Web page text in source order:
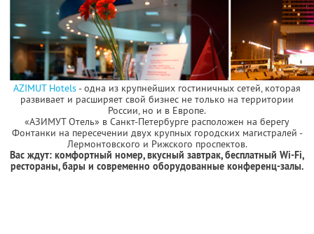
AZIMUT Hotels- одна из крупнейших гостиничных сетей, которая
развивает и расширяет свой бизнес не только на территории
России, но и в Европе.
«АЗИМУТ Отель» в Санкт-Петербурге расположен на берегу
Фонтанки на пересечении двух крупных городских магистралей -
Лермонтовского и Рижского проспектов.
Вас ждут: комфортный номер, вкусный завтрак, бесплатный Wi-Fi,
рестораны, бары и современно оборудованные конференц-залы.